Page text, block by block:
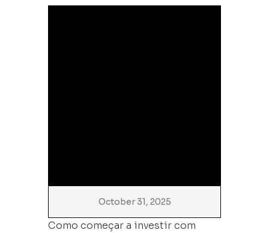
October 31, 2025
Como começar a investir com